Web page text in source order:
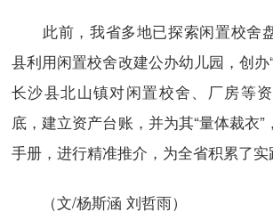
此前，我省多地已探索闲置校舍
县利用闲置校舍改建公办幼儿园，创办
长沙县北山镇对闲置校舍、厂房等
底，建立资产台账，并为其“量体裁衣
手册，进行精准推介，为全省积累了实
（文/杨斯涵 刘哲雨）